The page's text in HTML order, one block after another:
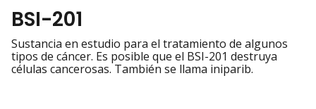
BSI-201
Sustancia en estudio para el tratamiento de algunos
tipos de cáncer. Es posible que el BSI-201 destruya
células cancerosas. También se llama iniparib.